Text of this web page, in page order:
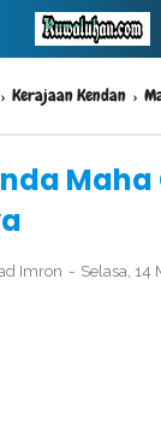
› Kerajaan Kendan ›
Maha
Imron
Selasa, 14